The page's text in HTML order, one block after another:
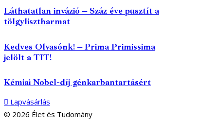
Láthatatlan invázió – Száz éve pusztít a
tölgylisztharmat
Kedves Olvasónk! – Prima Primissima
jelölt a TIT!
Kémiai Nobel-díj génkarbantartásért
Lapvásárlás
© 2026 Élet és Tudomány